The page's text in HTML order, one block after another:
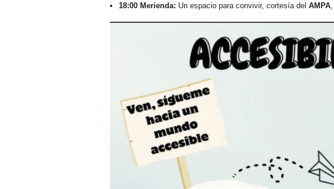
18:00 Merienda: Un espacio para convivir, cortesía del AMPA